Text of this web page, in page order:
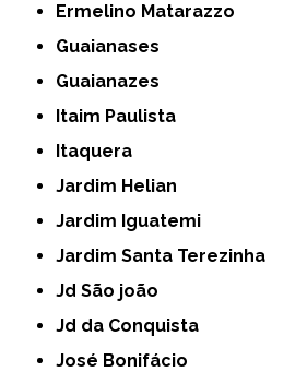
Ermelino Matarazzo
Guaianases
Guaianazes
Itaim Paulista
Itaquera
Jardim Helian
Jardim Iguatemi
Jardim Santa Terezinha
Jd São joão
Jd da Conquista
José Bonifácio